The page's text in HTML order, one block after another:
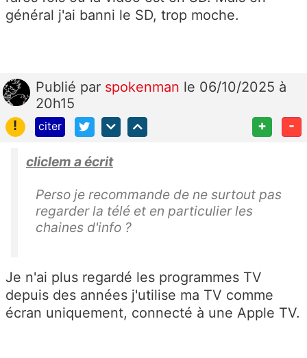
général j'ai banni le SD, trop moche.
Publié par spokenman le 06/10/2025 à
20h15
!
citer + -
cliclem a écrit
Perso je recommande de ne surtout pas
regarder la télé et en particulier les
chaines d'info ?
Je n'ai plus regardé les programmes TV
depuis des années j'utilise ma TV comme
écran uniquement, connecté à une Apple TV.